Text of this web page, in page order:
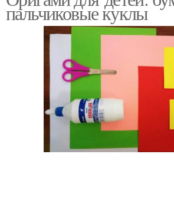
пальчиковые куклы